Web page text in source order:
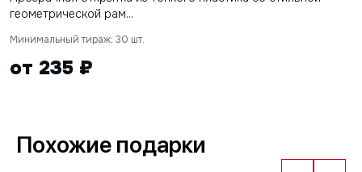
геометрической рам...
Минимальный тираж: 30 шт.
от 235 ₽
Похожие подарки